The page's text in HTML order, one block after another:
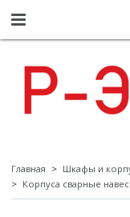
Главная Шкафы и
Корпуса сварные